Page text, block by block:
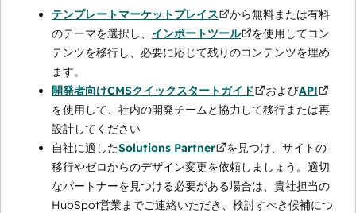
テンプレートマーケットプレイス
から無料または有料
のテーマを選択し、 インポートツール
を使用してコン
テンツを移行し、必要に応じて残りのコンテンツを埋め
ます。
開発者向けCMSクイックスタートガイド
およびAPI
を使用して、社内の開発チームと協力して移行または再
設計してください
自社に適したSolutions Partner
を見つけ、サイトの
移行やゼロからのデザイン変更を依頼しましょう。適切
なパートナーを見つける必要がある場合は、貴社担当の
HubSpot営業までご連絡いただき、検討すべき候補につ